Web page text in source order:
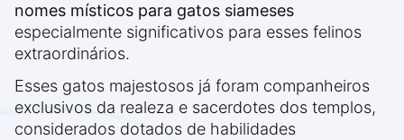
nomes místicos para gatos siameses
especialmente significativos para esses felinos
extraordinários.
Esses gatos majestosos já foram companheiros
exclusivos da realeza e sacerdotes dos templos,
considerados dotados de habilidades